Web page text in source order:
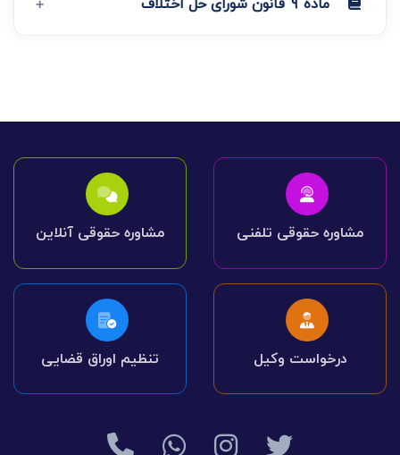
مشاوره حقوقی تلفنی مشاوره حقوقی آنلاین
درخواست وکیل تنظیم اوراق قضایی